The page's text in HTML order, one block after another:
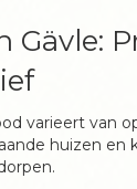
Gävle:
varieert van
huizen en